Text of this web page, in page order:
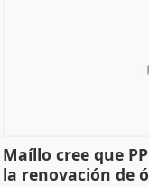
Maíllo cree que
la renovación de